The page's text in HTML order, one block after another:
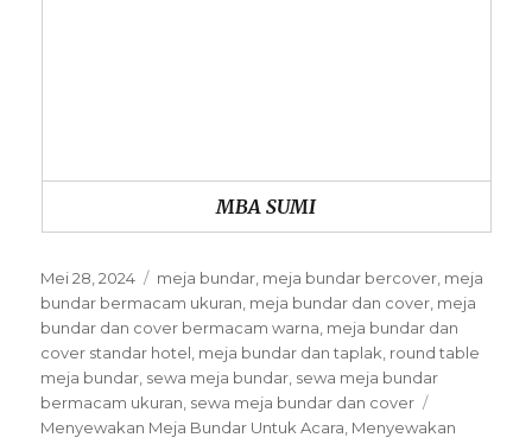
MBA SUMI
Posted
on
Mei 28, 2024 Categories
meja bundar meja bundar bercover meja
bundar bermacam ukuran meja bundar dan cover meja
bundar dan cover bermacam warna meja bundar dan
cover standar hotel meja bundar dan taplak round table
meja bundar sewa meja bundar sewa meja bundar
bermacam ukuran sewa meja bundar dan cover
Menyewakan Meja Bundar Untuk Acara Menyewakan